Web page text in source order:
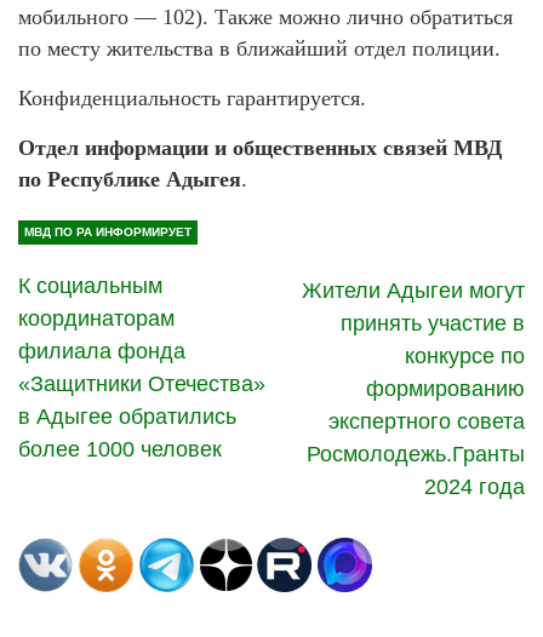
мобильного — 102). Также можно лично обратиться
по месту жительства в ближайший отдел полиции.
Конфиденциальность гарантируется.
Отдел информации и общественных связей МВД
по Республике Адыгея.
МВД ПО РА ИНФОРМИРУЕТ
К социальным
координаторам
филиала фонда
«Защитники Отечества»
в Адыгее обратились
более 1000 человек
Жители Адыгеи могут
принять участие в
конкурсе по
формированию
экспертного совета
Росмолодежь.Гранты
2024 года